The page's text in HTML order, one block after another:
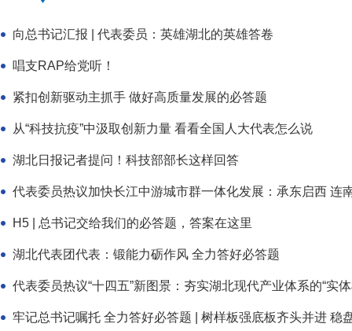
向总书记汇报 | 代表委员：英雄湖北的英雄答卷
唱支RAP给党听！
紧扣创新驱动主抓手 做好高质量发展的必答题
从“科技抗疫”中汲取创新力量 看看全国人大代表怎么说
湖北日报记者提问！科技部部长这样回答
代表委员热议加快长江中游城市群一体化发展：承东启西 连
H5 | 总书记交给我们的必答题，答案在这里
湖北代表团代表：锻能力砺作风 全力答好必答题
代表委员热议“十四五”新图景：夯实湖北现代产业体系的“实体
牢记总书记嘱托 全力答好必答题 | 树样板强底板齐头并进 稳